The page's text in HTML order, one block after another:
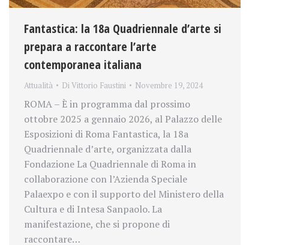
Fantastica: la 18a Quadriennale d’arte si
prepara a raccontare l’arte
contemporanea italiana
Attualità DiVittorio Faustini Novembre 19, 2024
ROMA – È in programma dal prossimo
ottobre 2025 a gennaio 2026, al Palazzo delle
Esposizioni di Roma Fantastica, la 18a
Quadriennale d’arte, organizzata dalla
Fondazione La Quadriennale di Roma in
collaborazione con l’Azienda Speciale
Palaexpo e con il supporto del Ministero della
Cultura e di Intesa Sanpaolo. La
manifestazione, che si propone di
raccontare…